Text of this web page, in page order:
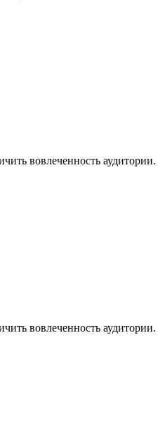
вовлеченность аудитории.
вовлеченность аудитории.